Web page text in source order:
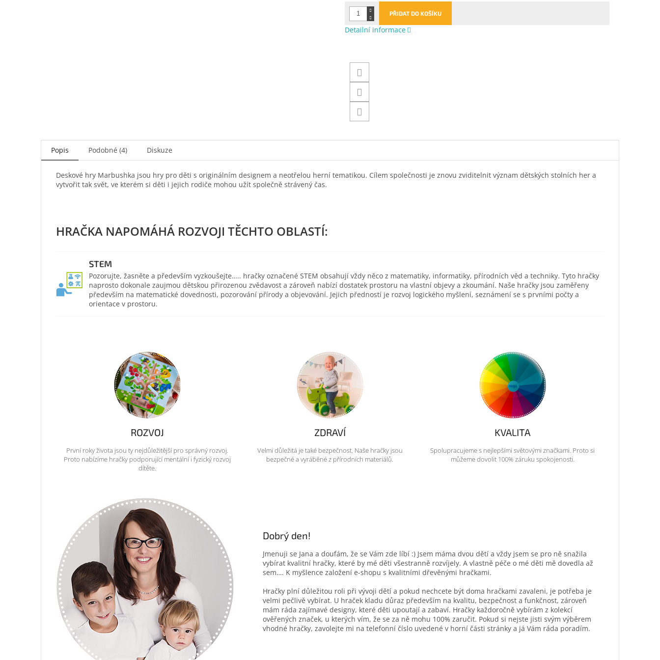
PŘIDAT DO KOŠÍKU
Detailní informace
Popis Podobné (4) Diskuze
Deskové hry Marbushka jsou hry pro děti s originálním designem a neotřelou herní tematikou. Cílem společnosti je znovu zviditelnit význam dětských stolních her a
vytvořit tak svět, ve kterém si děti i jejich rodiče mohou užít společně strávený čas.
STEM
Pozorujte, žasněte a především vyzkoušejte….. hračky označené STEM obsahují vždy něco z matematiky, informatiky, přírodních věd a techniky. Tyto hračky
naprosto dokonale zaujmou dětskou přirozenou zvědavost a zároveň nabízí dostatek prostoru na vlastní objevy a zkoumání. Naše hračky jsou zaměřeny
především na matematické dovednosti, pozorování přírody a objevování. Jejich předností je rozvoj logického myšlení, seznámení se s prvními počty a
orientace v prostoru.
ROZVOJ
První roky života jsou ty nejdůležitější pro správný rozvoj.
Proto nabízíme hračky podporující mentální i fyzický rozvoj
dítěte.
ZDRAVÍ
Velmi důležitá je také bezpečnost. Naše hračky jsou
bezpečné a vyráběné z přírodních materiálů.
KVALITA
Spolupracujeme s nejlepšími světovými značkami. Proto si
můžeme dovolit 100% záruku spokojenosti.
Dobrý den!
Jmenuji se Jana a doufám, že se Vám zde líbí :) Jsem máma dvou dětí a vždy jsem se pro ně snažila
vybírat kvalitní hračky, které by mé děti všestranně rozvíjely. A vlastně péče o mé děti mě dovedla až
sem…. K myšlence založení e-shopu s kvalitními dřevěnými hračkami.
Hračky plní důležitou roli při vývoji dětí a pokud nechcete být doma hračkami zavaleni, je potřeba je
velmi pečlivě vybírat. U hraček kladu důraz především na kvalitu, bezpečnost a funkčnost, zároveň
mám ráda zajímavé designy, které děti upoutají a zabaví. Hračky každoročně vybírám z kolekcí
ověřených značek, u kterých vím, že se za ně mohu 100% zaručit. Pokud si nejste jisti svým výběrem
vhodné hračky, zavolejte mi na telefonní číslo uvedené v horní části stránky a já Vám ráda poradím.